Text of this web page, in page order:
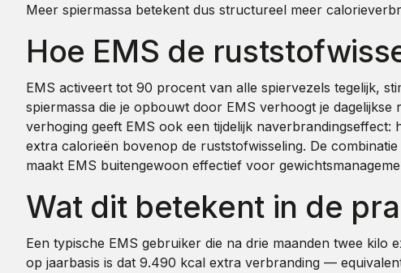
Meer spiermassa betekent dus structureel meer
Hoe EMS de
EMS activeert tot 90 procent van alle spiervezels tegelijk,
spiermassa die je opbouwt door EMS verhoogt je
verhoging geeft EMS ook een tijdelijk
extra calorieën bovenop de ruststofwisseling. De
maakt EMS buitengewoon effectief voor
Wat dit betekent in de
Een typische EMS gebruiker die na drie maanden twee
op jaarbasis is dat 9.490 kcal extra verbranding —